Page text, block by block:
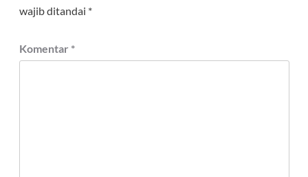
wajib ditandai *
Komentar *